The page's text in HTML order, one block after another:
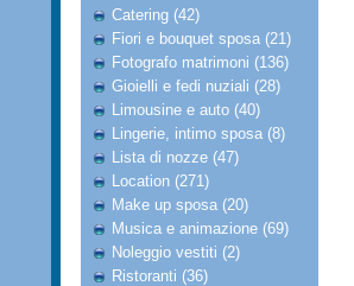
Catering (42)
Fiori e bouquet sposa (21)
Fotografo matrimoni (136)
Gioielli e fedi nuziali (28)
Limousine e auto (40)
Lingerie, intimo sposa (8)
Lista di nozze (47)
Location (271)
Make up sposa (20)
Musica e animazione (69)
Noleggio vestiti (2)
Ristoranti (36)